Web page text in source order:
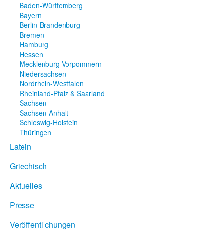
Baden-Württemberg
Bayern
Berlin-Brandenburg
Bremen
Hamburg
Hessen
Mecklenburg-Vorpommern
Niedersachsen
Nordrhein-Westfalen
Rheinland-Pfalz & Saarland
Sachsen
Sachsen-Anhalt
Schleswig-Holstein
Thüringen
Latein
Griechisch
Aktuelles
Presse
Veröffentlichungen